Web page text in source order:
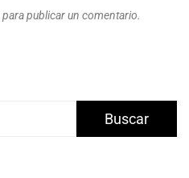
para publicar un comentario.